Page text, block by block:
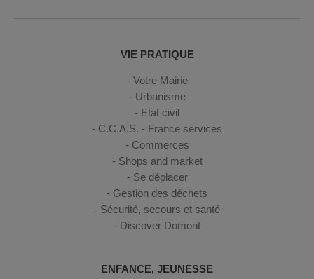
VIE PRATIQUE
Votre Mairie
Urbanisme
Etat civil
C.C.A.S. - France services
Commerces
Shops and market
Se déplacer
Gestion des déchets
Sécurité, secours et santé
Discover Domont
ENFANCE, JEUNESSE